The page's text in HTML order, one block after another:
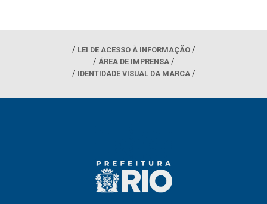
LEI DE ACESSO À INFORMAÇÃO
ÁREA DE IMPRENSA
IDENTIDADE VISUAL DA MARCA